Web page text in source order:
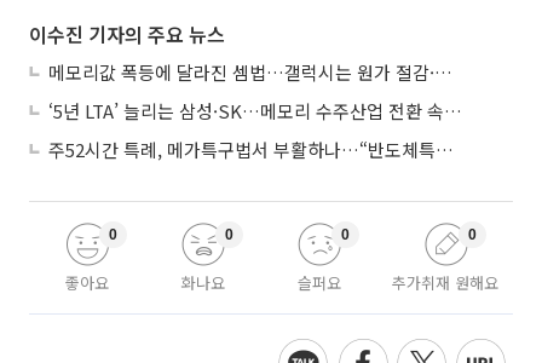
이수진 기자의 주요 뉴스
메모리값 폭등에 달라진 셈법…갤럭시는 원가 절감·아이폰은 서비스 확대
‘5년 LTA’ 늘리는 삼성·SK…메모리 수주산업 전환 속 다른 셈법
주52시간 특례, 메가특구법서 부활하나…“반도체특별법 담겨야”
좋아요
0
화나요
0
슬퍼요
0
추가취재 원해요
0